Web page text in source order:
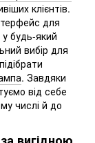
клієнтів.
для
будь-який
вибір для
. Завдяки
від себе
числі й до